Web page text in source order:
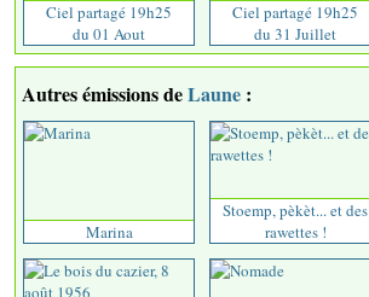
Ciel partagé 19h25
du 01 Aout
Ciel partagé 19h25
du 31 Juillet
Autres émissions deLaune :
Marina
Stoemp, pèkèt... et des
rawettes !